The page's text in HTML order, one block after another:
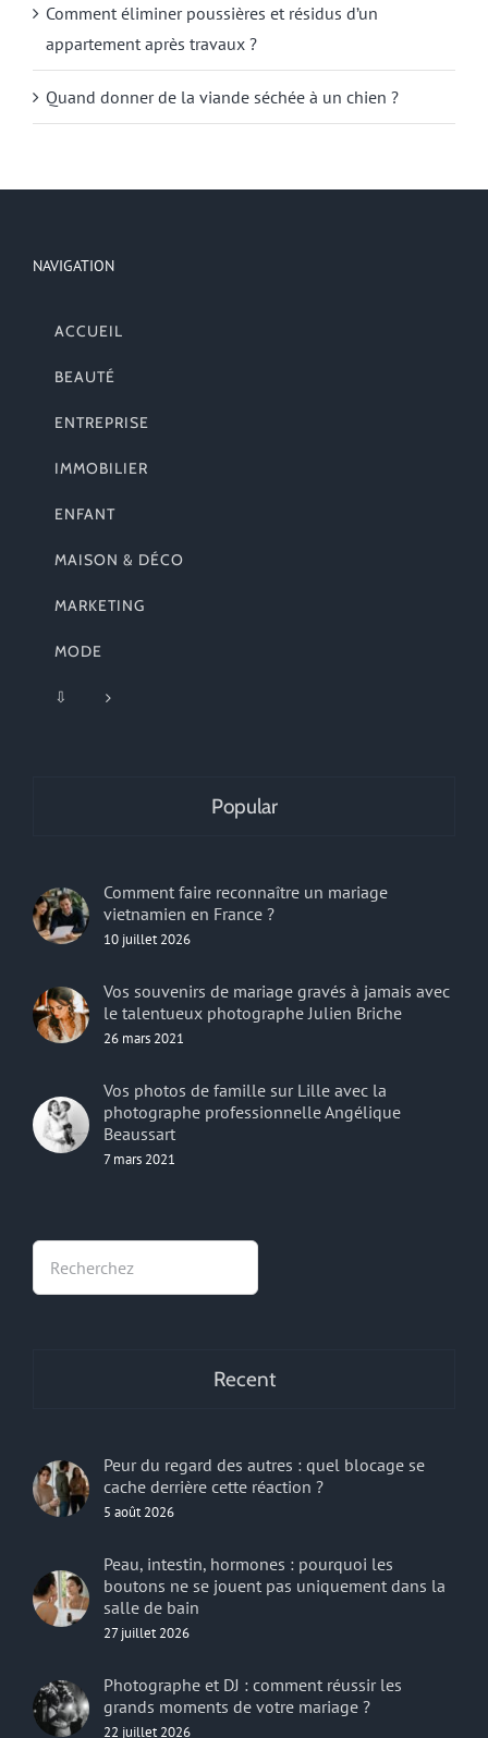
Comment éliminer poussières et résidus d’un
appartement après travaux ?
Quand donner de la viande séchée à un chien ?
NAVIGATION
ACCUEIL
BEAUTÉ
ENTREPRISE
IMMOBILIER
ENFANT
MAISON & DÉCO
MARKETING
MODE
⇩
Popular
Comment faire reconnaître un mariage
vietnamien en France ?
10 juillet 2026
Vos souvenirs de mariage gravés à jamais avec
le talentueux photographe Julien Briche
26 mars 2021
Vos photos de famille sur Lille avec la
photographe professionnelle Angélique
Beaussart
7 mars 2021
Recent
Peur du regard des autres : quel blocage se
cache derrière cette réaction ?
5 août 2026
Peau, intestin, hormones : pourquoi les
boutons ne se jouent pas uniquement dans la
salle de bain
27 juillet 2026
Photographe et DJ : comment réussir les
grands moments de votre mariage ?
22 juillet 2026